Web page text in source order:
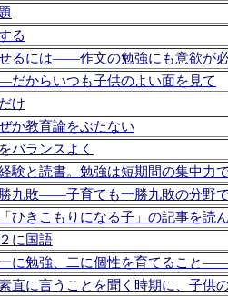
る
るには――作文の勉強にも意欲が
からいつも子供のよい面を見て
け
か教育論をぶたない
バランスよく
験と読書。勉強は短期間の集中力
九敗――子育ても一勝九敗の分野
きこもりになる子」の記事を読
に国語
に勉強、二に個性を育てること
に言うことを聞く時期に、子供